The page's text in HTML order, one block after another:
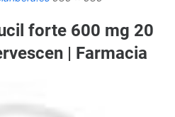
forte 600 mg 20
| Farmacia